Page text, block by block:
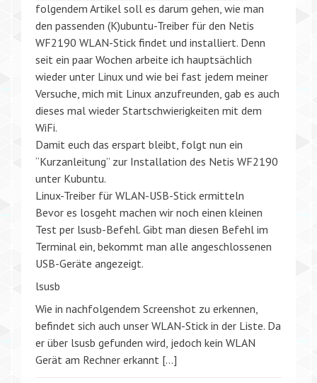
folgendem Artikel soll es darum gehen, wie man
den passenden (K)ubuntu-Treiber für den Netis
WF2190 WLAN-Stick findet und installiert. Denn
seit ein paar Wochen arbeite ich hauptsächlich
wieder unter Linux und wie bei fast jedem meiner
Versuche, mich mit Linux anzufreunden, gab es auch
dieses mal wieder Startschwierigkeiten mit dem
WiFi.
Damit euch das erspart bleibt, folgt nun ein
“Kurzanleitung” zur Installation des Netis WF2190
unter Kubuntu.
Linux-Treiber für WLAN-USB-Stick ermitteln
Bevor es losgeht machen wir noch einen kleinen
Test per lsusb-Befehl. Gibt man diesen Befehl im
Terminal ein, bekommt man alle angeschlossenen
USB-Geräte angezeigt.
lsusb
Wie in nachfolgendem Screenshot zu erkennen,
befindet sich auch unser WLAN-Stick in der Liste. Da
er über lsusb gefunden wird, jedoch kein WLAN
Gerät am Rechner erkannt […]